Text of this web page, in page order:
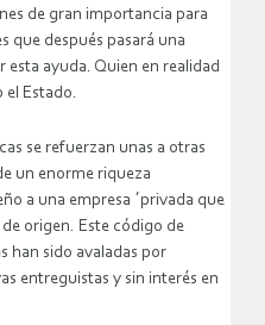
de gran importancia para
que después pasará una
ayuda. Quien en realidad
el Estado.
se refuerzan unas a otras
un enorme riqueza
a una empresa ´privada que
origen. Este código de
han sido avaladas por
entreguistas y sin interés en